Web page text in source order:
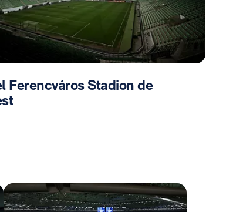
Ferencváros Stadion de